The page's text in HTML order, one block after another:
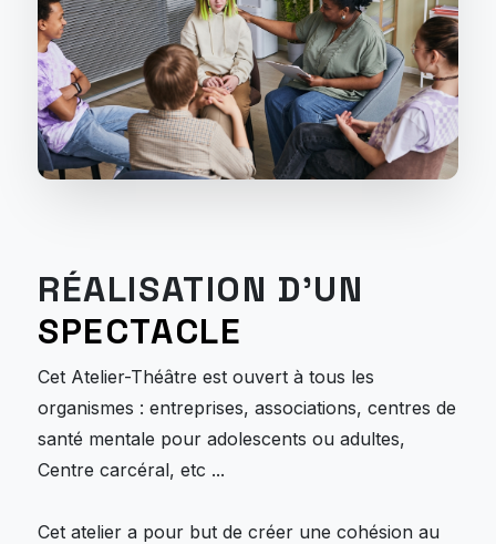
RÉALISATION D'UN
SPECTACLE
Cet Atelier-Théâtre est ouvert à tous les
organismes : entreprises, associations, centres de
santé mentale pour adolescents ou adultes,
Centre carcéral, etc ...
Cet atelier a pour but de créer une cohésion au